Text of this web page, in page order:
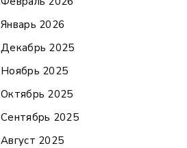
Январь 2026
Декабрь 2025
Ноябрь 2025
Октябрь 2025
Сентябрь 2025
Август 2025